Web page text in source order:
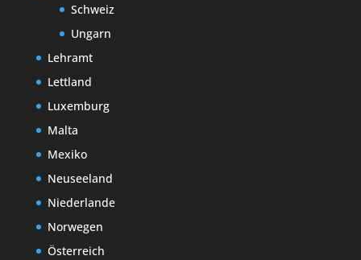
Schweiz
Ungarn
Lehramt
Lettland
Luxemburg
Malta
Mexiko
Neuseeland
Niederlande
Norwegen
Österreich